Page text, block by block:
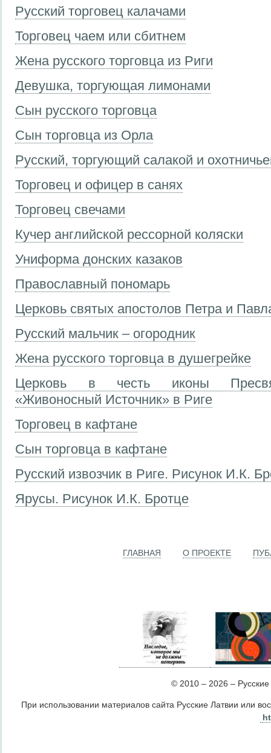
Русский торговец калачами
Торговец чаем или сбитнем
Жена русского торговца из Риги
Девушка, торгующая лимонами
Сын русского торговца
Сын торговца из Орла
Русский, торгующий салакой и
Торговец и офицер в санях
Торговец свечами
Кучер английской рессорной коляски
Униформа донских казаков
Православный пономарь
Церковь святых апостолов Петра и
Русский мальчик – огородник
Жена русского торговца в душегрейке
Церковь в честь иконы
«Живоносный Источник» в Риге
Торговец в кафтане
Сын торговца в кафтане
Русский извозчик в Риге. Рисунок И.К.
Ярусы. Рисунок И.К. Бротце
ГЛАВНАЯ О ПРОЕКТЕ
© 2010 – 2026 –
При использовании материалов сайта Русские Латвии или